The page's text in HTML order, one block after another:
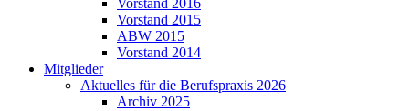
Vorstand 2015
ABW 2015
Vorstand 2014
Mitglieder
Aktuelles für die Berufspraxis 2026
Archiv 2025